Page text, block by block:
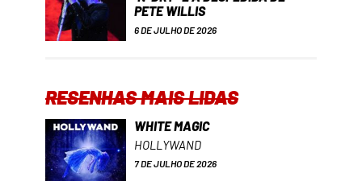
PETE WILLIS
6 DE JULHO DE 2026
RESENHAS MAIS LIDAS
WHITE MAGIC
HOLLYWAND
7 DE JULHO DE 2026